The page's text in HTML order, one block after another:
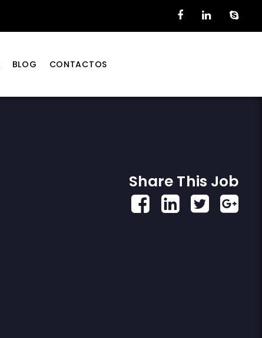
BLOG CONTACTOS
Share This Job